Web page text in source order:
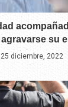
su
25 diciembre, 2022